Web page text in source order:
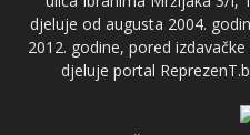
djeluje od augusta 2004.
2012. godine, pored
djeluje portal